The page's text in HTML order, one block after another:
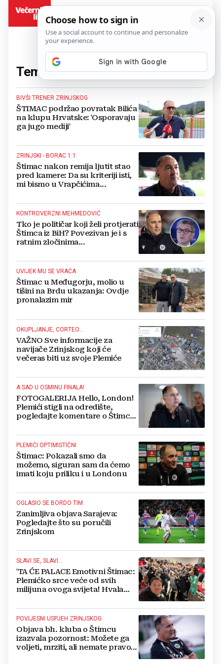
Tema:štimac(22 članaka)
BIVŠI TRENER ZRINJSKOG
ŠTIMAC podržao povratak Bilića
na klupu Hrvatske: 'Osporavaju
ga jugo mediji'
ZRINJSKI - BORAC 1:1
Štimac nakon remija ljutit stao
pred kamere: Da su kriteriji isti,
mi bismo u Vrapčićima...
KONTROVERZNI MEHMEDOVIĆ
Tko je političar koji želi protjerati
Štimca iz BiH? Povezivan je i s
ratnim zločinima...
UVIJEK MU SE VRAĆA
Štimac u Međugorju, molio u
tišini na Brdu ukazanja: Ovdje
pronalazim mir
OKUPLJANJE, CORTEO...
VAŽNO Sve informacije za
navijače Zrinjskog koji će
večeras biti uz svoje Plemiće
A SAD U OSMINU FINALA!
FOTOGALERIJA Hello, London!
Plemići stigli na odredište,
pogledajte komentare o Štimcu i
PLEMIĆI OPTIMISTIČNI
Štimac: Pokazali smo da
možemo, siguran sam da ćemo
imati koju priliku i u Londonu
OGLASIO SE BORDO TIM
Zanimljiva objava Sarajeva:
Pogledajte što su poručili
Zrinjskom
SLAVI SE, SLAVI...
'TA ĆE PALACE Emotivni Štimac:
Plemićko srce veće od svih
milijuna ovoga svijeta! Hvala
POVIJESNI USPJEH ZRINJSKOG
Objava bh. kluba o Štimcu
izazvala pozornost: Možete ga
voljeti, mrziti, ali nemate pravo...